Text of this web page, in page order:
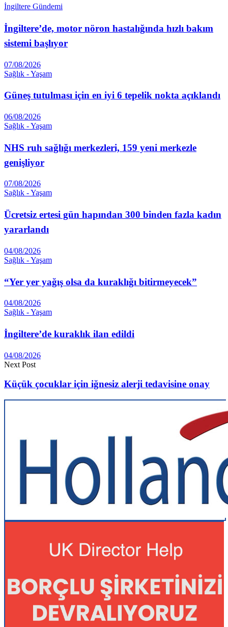
İngiltere Gündemi
İngiltere’de, motor nöron hastalığında hızlı bakım
sistemi başlıyor
07/08/2026
Sağlık - Yaşam
Güneş tutulması için en iyi 6 tepelik nokta açıklandı
06/08/2026
Sağlık - Yaşam
NHS ruh sağlığı merkezleri, 159 yeni merkezle
genişliyor
07/08/2026
Sağlık - Yaşam
Ücretsiz ertesi gün hapından 300 binden fazla kadın
yararlandı
04/08/2026
Sağlık - Yaşam
“Yer yer yağış olsa da kuraklığı bitirmeyecek”
04/08/2026
Sağlık - Yaşam
İngiltere’de kuraklık ilan edildi
04/08/2026
Next Post
Küçük çocuklar için iğnesiz alerji tedavisine onay